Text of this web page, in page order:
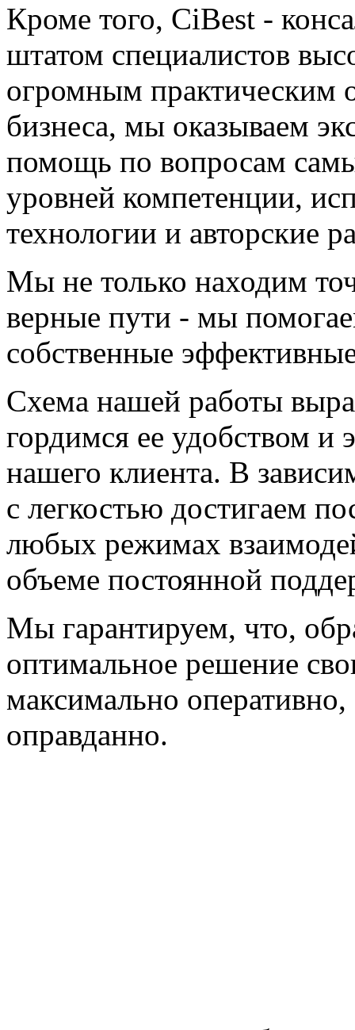
Кроме того, CiBest -
штатом специалистов
огромным практическим
бизнеса, мы оказываем
помощь по вопросам
уровней компетенции,
технологии и авторские
Мы не только находим
верные пути - мы
собственные
Схема нашей работы
гордимся ее удобством и
нашего клиента. В
с легкостью достигаем
любых режимах
объеме постоянной
Мы гарантируем, что,
оптимальное решение
максимально
оправданно.